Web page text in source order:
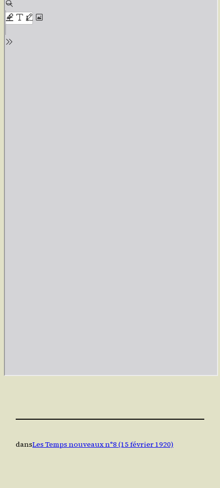
dansLes Temps nouveaux n°8 (15 février 1920)